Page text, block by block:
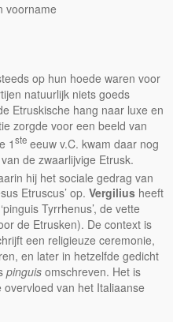
voorname
op hun hoede waren voor
natuurlijk niets goeds
Etruskische hang naar luxe en
zorgde voor een beeld van
1ste eeuw v.C. kwam daar nog
de zwaarlijvige Etrusk.
hij het sociale gedrag van
Etruscus’ op. Vergilius heeft
Tyrrhenus’, de vette
de Etrusken). De context is
een religieuze ceremonie,
en later in hetzelfde gedicht
pinguis omschreven. Het is
van het Italiaanse